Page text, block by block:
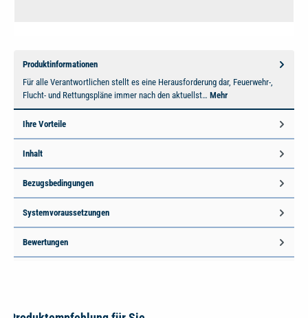
Produktinformationen
Für alle Verantwortlichen stellt es eine Herausforderung dar, Feuerwehr-,
Flucht- und Rettungspläne immer nach den aktuellst… Mehr
Ihre Vorteile
Inhalt
Bezugsbedingungen
Systemvoraussetzungen
Bewertungen